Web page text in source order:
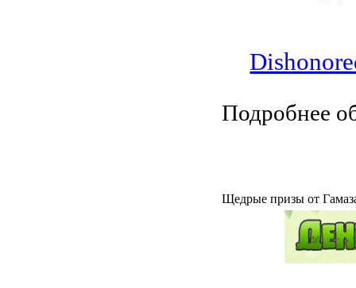
Подробнее
Щедрые призы от